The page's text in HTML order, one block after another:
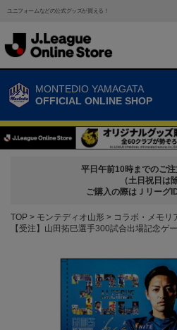
ユニフォームなどの公式グッズが買える！
MONTEDIO YAMAGATA
OFFICIAL ONLINE SHOP
平日午前10時までのご注
（土日祝日は
ご購入の際はＪリーグ
TOP モンテディオ山形
コラボ・メモリ
【受注】山田拓巳選手300試合出場記念ゲ